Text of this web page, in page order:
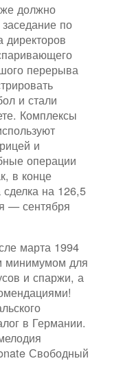
должно
по
директоров
перерыва
и стали
Комплексы
и
операции
в конце
на 126,5
— сентября
марта 1994
минимумом для
и спаржи, а
в Германии.
Свободный